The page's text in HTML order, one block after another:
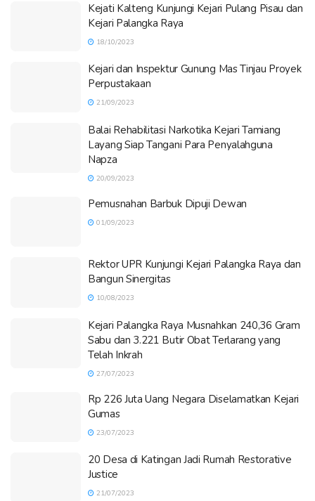
Kejati Kalteng Kunjungi Kejari Pulang Pisau dan
Kejari Palangka Raya
18/10/2023
Kejari dan Inspektur Gunung Mas Tinjau Proyek
Perpustakaan
21/09/2023
Balai Rehabilitasi Narkotika Kejari Tamiang
Layang Siap Tangani Para Penyalahguna
Napza
20/09/2023
Pemusnahan Barbuk Dipuji Dewan
01/09/2023
Rektor UPR Kunjungi Kejari Palangka Raya dan
Bangun Sinergitas
10/08/2023
Kejari Palangka Raya Musnahkan 240,36 Gram
Sabu dan 3.221 Butir Obat Terlarang yang
Telah Inkrah
27/07/2023
Rp 226 Juta Uang Negara Diselamatkan Kejari
Gumas
23/07/2023
20 Desa di Katingan Jadi Rumah Restorative
Justice
21/07/2023